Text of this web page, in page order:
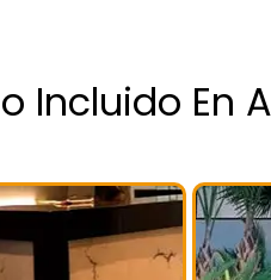
Incluido En